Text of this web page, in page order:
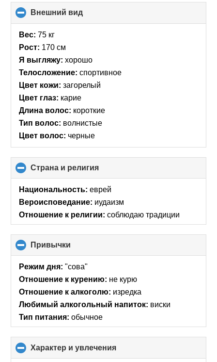
Внешний вид
to
Вес: 75 кг
Рост: 170 см
Я выгляжу: хорошо
Телосложение: спортивное
Цвет кожи: загорелый
Цвет глаз: карие
Длина волос: короткие
Тип волос: волнистые
Цвет волос: черные
Страна и религия
to
collapse
Национальность: еврей
Вероисповедание: иудаизм
Отношение к религии: соблюдаю традиции
Привычки
to
collapse
Режим дня: "сова"
Отношение к курению: не курю
Отношение к алкоголю: изредка
Любимый алкогольный напиток: виски
Тип питания: обычное
Характер и увлечения
to